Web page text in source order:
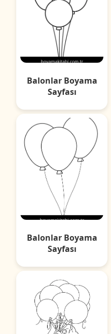
Balonlar Boyama
Sayfası
Balonlar Boyama
Sayfası